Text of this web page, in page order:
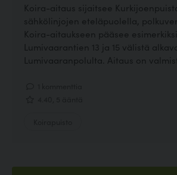
Koira-aitaus sijaitsee
sähkölinjojen eteläpuolella,
Koira-aitaukseen pääsee esimerkiksi
Lumivaarantien 13 ja 15 välistä
Lumivaaranpolulta. Aitaus on